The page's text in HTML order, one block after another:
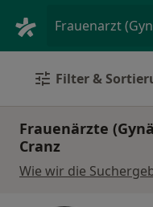
Filter &
Frauenärzte
Cranz
Wie wir die